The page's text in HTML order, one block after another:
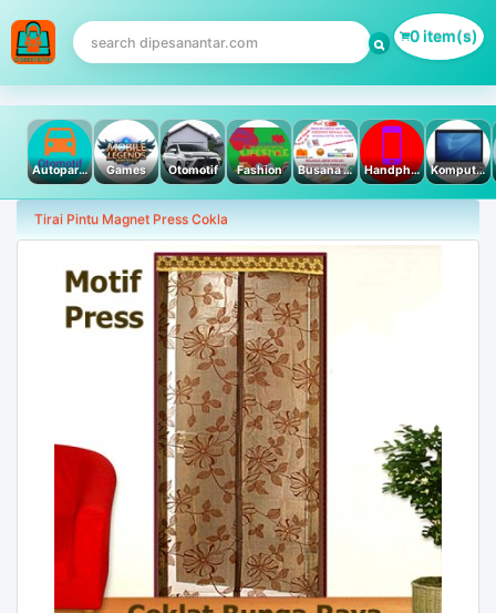
0 item(s)
Autoparts Games Otomotif Fashion Busana Muslim Handphone & Tablet Komputer PC & Laptop
Tirai Pintu Magnet Press Cokla